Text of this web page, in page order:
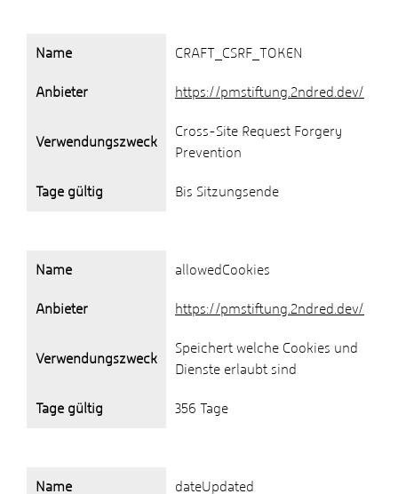
Name CRAFT_CSRF_TOKEN
Anbieter https://pmstiftung.2ndred.dev/
Verwendungszweck
Cross-Site Request Forgery
Prevention
Tage gültig Bis Sitzungsende
Name allowedCookies
Anbieter https://pmstiftung.2ndred.dev/
Verwendungszweck
Speichert welche Cookies und
Dienste erlaubt sind
Tage gültig 356 Tage
Name dateUpdated